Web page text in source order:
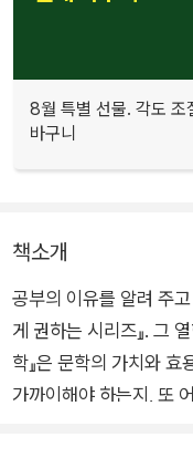
8월 특별 선물. 각도 조
바구니
책소개
공부의 이유를 알려 주
게 권하는 시리즈』. 그
학』은 문학의 가치와
가까이해야 하는지, 또